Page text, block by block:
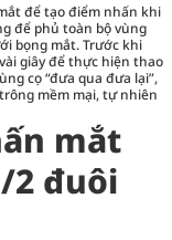
để tạo điểm nhấn khi
để phủ toàn bộ vùng
bọng mắt. Trước khi
giây để thực hiện thao
cọ “đưa qua đưa lại”,
mềm mại, tự nhiên
mắt
2 đuôi